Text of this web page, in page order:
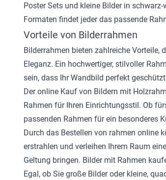
Poster Sets und kleine Bilder in
Formaten findet jeder das passende
Vorteile von Bilderrahmen
Bilderrahmen bieten zahlreiche Vorteile,
Eleganz. Ein hochwertiger, stilvoller
sein, dass Ihr Wandbild perfekt
Der online Kauf von Bildern mit
Rahmen für Ihren Einrichtungsstil. Ob
passenden Rahmen für ein besonderes
Durch das Bestellen von rahmen online
erstrahlen und verleihen Ihrem Raum
Geltung bringen. Bilder mit Rahmen
Egal, ob Sie große Bilder oder kleine,